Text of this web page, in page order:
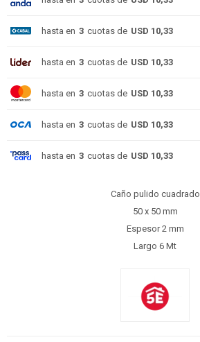
hasta en 3 cuotas de USD 10,33
hasta en 3 cuotas de USD 10,33
hasta en 3 cuotas de USD 10,33
hasta en 3 cuotas de USD 10,33
hasta en 3 cuotas de USD 10,33
Caño pulido cuadrado
50 x 50 mm
Espesor 2 mm
Largo 6 Mt